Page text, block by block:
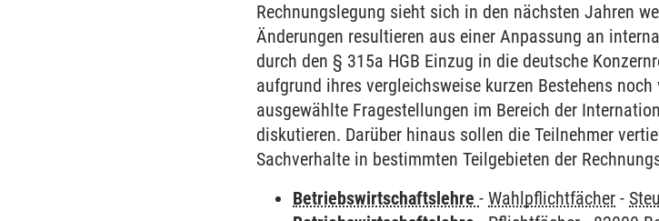
Rechnungslegung sieht sich in den nächsten Jahren
Änderungen resultieren aus einer Anpassung an
durch den § 315a HGB Einzug in die deutsche
aufgrund ihres vergleichsweise kurzen Bestehens
ausgewählte Fragestellungen im Bereich der
diskutieren. Darüber hinaus sollen die Teilnehmer
Sachverhalte in bestimmten Teilgebieten der
Betriebswirtschaftslehre-Wahlpflichtfächer -